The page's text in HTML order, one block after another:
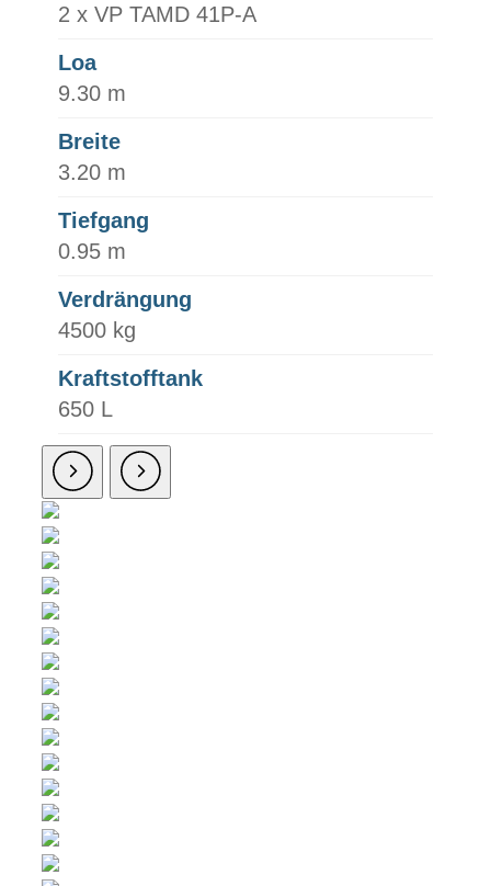
2 x VP TAMD 41P-A
Loa
9.30 m
Breite
3.20 m
Tiefgang
0.95 m
Verdrängung
4500 kg
Kraftstofftank
650 L